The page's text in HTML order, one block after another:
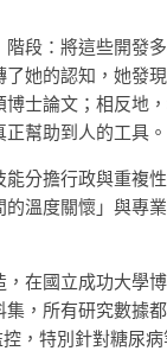
段：將這些開發
她的認知，她發
士論文；相反地
幫助到人的工具。
分擔行政與重複
溫度關懷」與專
在國立成功大學
，所有研究數據
，特別針對糖尿